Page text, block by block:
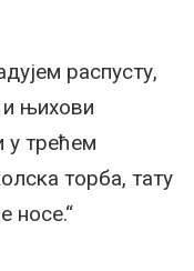
распусту,
и њихови
трећем
торба, тату
носе.“